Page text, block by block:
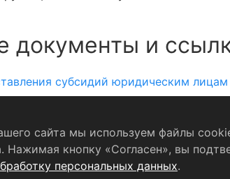
документы и
субсидий юридическим
Согласие на
Сетевое издание «Информационный портал
сайта мы используем файлы
Нажимая кнопку «Согласен», вы
персональных данных.